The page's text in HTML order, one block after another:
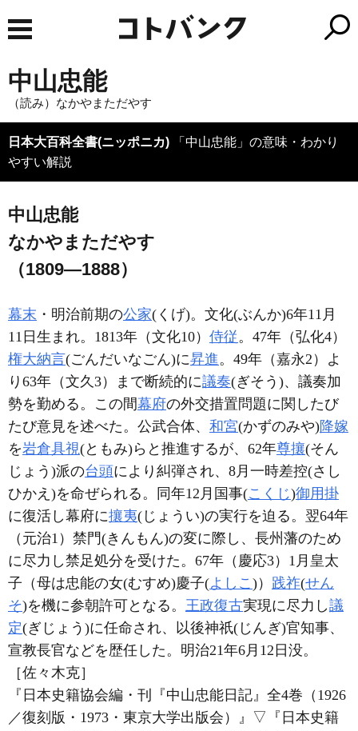
中山忠能
（読み）なかやまただやす
日本大百科全書(ニッポニカ) 「中山忠能」の意味・わかり
やすい解説
中山忠能
なかやまただやす
（1809―1888）
幕末 ・明治前期の公家(くげ)。文化(ぶんか)6年11月
11日生まれ。1813年（文化10） 侍従。47年（弘化4）
権大納言(ごんだいなごん)に昇進。49年（嘉永2）よ
り63年（文久3）まで断続的に議奏(ぎそう)、議奏加
勢を勤める。この間幕府の外交措置問題に関したび
たび意見を述べた。公武合体、 和宮(かずのみや)降嫁
を岩倉具視(ともみ)らと推進するが、62年尊攘(そん
じょう)派の台頭により糾弾され、8月一時差控(さし
ひかえ)を命ぜられる。同年12月国事(こくじ)御用掛
に復活し幕府に攘夷(じょうい)の実行を迫る。翌64年
（元治1）禁門(きんもん)の変に際し、長州藩のため
に尽力し禁足処分を受けた。67年（慶応3）1月皇太
子（母は忠能の女(むすめ)慶子(よしこ)） 践祚(せん
そ)を機に参朝許可となる。 王政復古実現に尽力し議
定(ぎじょう)に任命され、以後神祇(じんぎ)官知事、
宣教長官などを歴任した。明治21年6月12日没。
［佐々木克］
『日本史籍協会編・刊『中山忠能日記』全4巻（1926
／復刻版・1973・東京大学出版会）』 ▽ 『日本史籍